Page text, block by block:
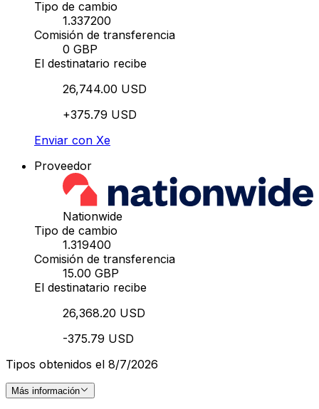
Tipo de cambio
1.337200
Comisión de transferencia
0 GBP
El destinatario recibe
26,744.00 USD
+375.79 USD
Enviar con Xe
Proveedor
Nationwide
Tipo de cambio
1.319400
Comisión de transferencia
15.00 GBP
El destinatario recibe
26,368.20 USD
-375.79 USD
Tipos obtenidos el 8/7/2026
Más información